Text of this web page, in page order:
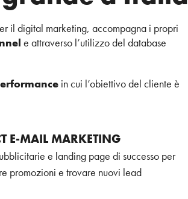
il digital marketing, accompagna i propri
e attraverso l’utilizzo del database
in cui l’obiettivo del cliente è
E-MAIL MARKETING
e landing page di successo per
promozioni e trovare nuovi lead